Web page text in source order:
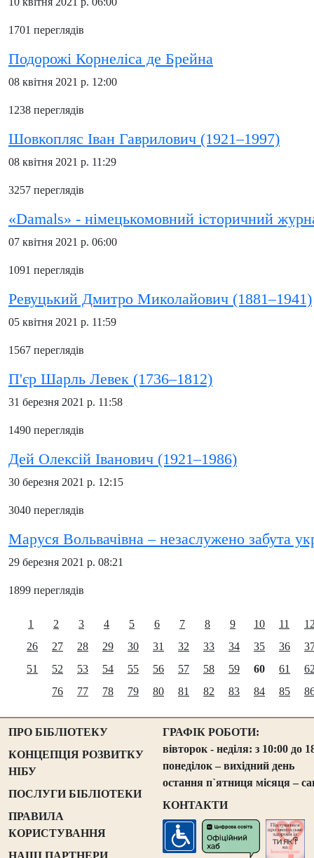
1701 переглядів
Подорожі Корнеліса де Брейна
08 квітня 2021 р. 12:00
1238 переглядів
Шовкопляс Іван Гаврилович (1921–1997)
08 квітня 2021 р. 11:29
3257 переглядів
«Damals» - німецькомовний історичний
07 квітня 2021 р. 06:00
1091 переглядів
Ревуцький Дмитро Миколайович (1881–1941)
05 квітня 2021 р. 11:59
1567 переглядів
П'єр Шарль Левек (1736–1812)
31 березня 2021 р. 11:58
1490 переглядів
Дей Олексій Іванович (1921–1986)
30 березня 2021 р. 12:15
3040 переглядів
Маруся Вольвачівна – незаслужено забута
29 березня 2021 р. 08:21
1899 переглядів
1 2 3 4 5 6 7 8 9 10 11
26
27 28 29 30 31 32 33 34 35 36
51
52 53 54 55 56 57 58 59 60 61
76
77 78 79 80 81 82 83 84 85
ПРО БІБЛІОТЕКУ
КОНЦЕПЦІЯ РОЗВИТКУ
НІБУ
ПОСЛУГИ БІБЛІОТЕКИ
ПРАВИЛА
КОРИСТУВАННЯ
НАШІ ПАРТНЕРИ
ГРАФІК РОБОТИ:
вівторок - неділя: з 10:00 до
понеділок – вихідний день
остання п`ятниця місяця –
КОНТАКТИ